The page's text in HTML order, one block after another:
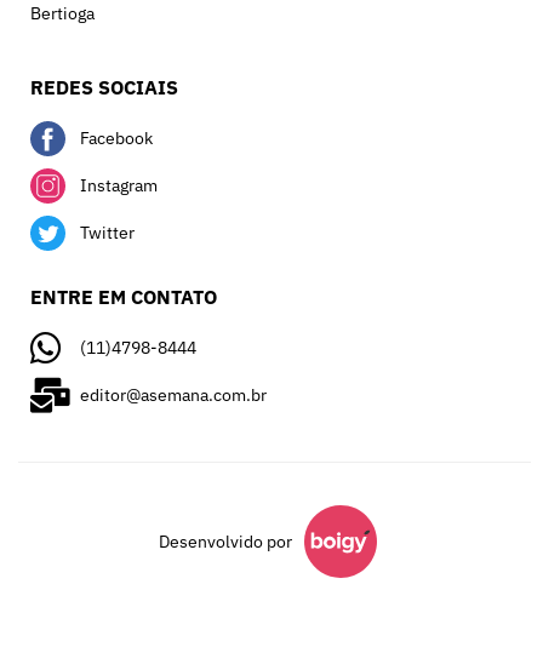
Bertioga
REDES SOCIAIS
Facebook
Instagram
Twitter
ENTRE EM CONTATO
(11)4798-8444
editor@asemana.com.br
Desenvolvido por